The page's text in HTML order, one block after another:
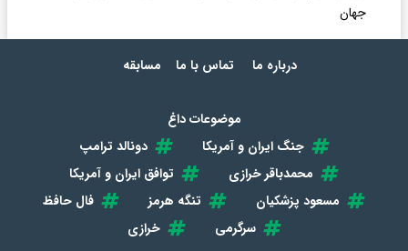
جهان
درباره ما تماس با ما مسابقه
موضوعات داغ
جنگ ایران و آمریکا
دونالد ترامپ
محمدباقر خرازی
توافق ایران و آمریکا
مسعود پزشکیان
تنگه هرمز
فال حافظ
سرگرمی
خرازی